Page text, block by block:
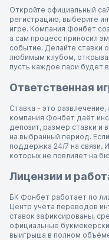
Откройте официальный
регистрацию, выберите
игре. Компания Фонбет
а сам процесс приносил
событие. Делайте ставки
любимым клубом,
пусть каждое пари будет
Ответственная
Ставка - это
компания Фонбет даёт
депозит, размер ставки и
на выбранный период.
поддержка 24/7 на связи.
которых не повлияет на
Лицензии и
БК Фонбет работает по
Центр учёта переводов
ставок зафиксированы,
официальные
выигрыша в полном